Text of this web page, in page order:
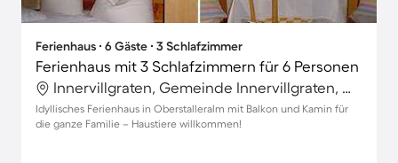
Ferienhaus ∙ 6 Gäste ∙ 3 Schlafzimmer
Ferienhaus mit 3 Schlafzimmern für 6 Personen
Innervillgraten, Gemeinde Innervillgraten, Österreich
Idyllisches Ferienhaus in Oberstalleralm mit Balkon und Kamin für
die ganze Familie – Haustiere willkommen!